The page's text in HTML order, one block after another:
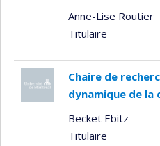
Anne-Lise Routier
Titulaire
Chaire de
dynamique de la
Becket Ebitz
Titulaire